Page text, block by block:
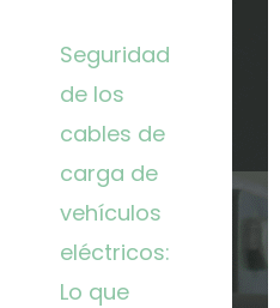
Seguridad
de los
cables de
carga de
vehículos
eléctricos:
Lo que